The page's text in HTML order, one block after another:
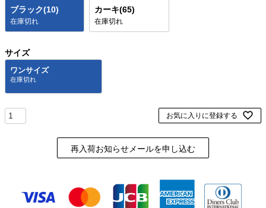
ブラック(10)
在庫切れ
カーキ(65)
在庫切れ
サイズ
ワンサイズ
お気に入りに登録する
再入荷お知らせメールを申し込む